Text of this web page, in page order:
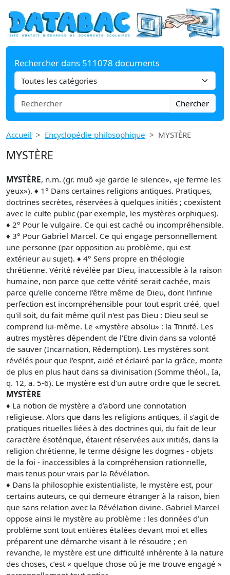
Rechercher dans 511078 documents
Chercher
Accueil Encyclopédie philosophique MYSTÈRE
MYSTÈRE
MYSTÈRE, n.m. (gr. muô «je garde le silence», «je ferme les
yeux»). ♦ 1° Dans certaines religions antiques. Pratiques,
doctrines secrètes, réservées à quelques initiés ; coexistent
avec le culte public (par exemple, les mystères orphiques).
♦ 2° Pour le vulgaire. Ce qui est caché ou incompréhensible.
♦ 3° Pour Gabriel Marcel. Ce qui engage personnellement
une personne (par opposition au problème, qui est
extérieur au sujet). ♦ 4° Sens propre en théologie
chrétienne. Vérité révélée par Dieu, inaccessible à la raison
humaine, non parce que cette vérité serait cachée, mais
parce qu'elle concerne l'être même de Dieu, dont l'infinie
perfection est incompréhensible pour tout esprit créé, quel
qu'il soit, du fait même qu'il n'est pas Dieu : Dieu seul se
comprend lui-même. Le «mystère absolu» : la Trinité. Les
autres mystères dépendent de l'Etre divin dans sa volonté
de sauver (Incarnation, Rédemption). Les mystères sont
révélés pour que l'esprit, aidé et éclairé par la grâce, monte
de plus en plus haut dans sa divinisation (Somme théol., Ia,
q. 12, a. 5-6). Le mystère est d’un autre ordre que le secret.
MYSTÈRE
♦ La notion de mystère a d’abord une connotation
religieuse. Alors que dans les religions antiques, il s’agit de
pratiques rituelles liées à des doctrines qui, du fait de leur
caractère ésotérique, étaient réservées aux initiés, dans la
religion chrétienne, le terme désigne les dogmes - objets
de la foi - inaccessibles à la compréhension rationnelle,
mais tenus pour vrais par la Révélation.
♦ Dans la philosophie existentialiste, le mystère est, pour
certains auteurs, ce qui demeure étranger à la raison, bien
que sans relation avec la Révélation divine. Gabriel Marcel
oppose ainsi le mystère au problème : les données d’un
problème sont tout entières étalées devant moi et elles
préparent une démarche visant à le résoudre ; en
revanche, le mystère est une difficulté inhérente à la nature
des choses, c’est « quelque chose où je me trouve engagé »